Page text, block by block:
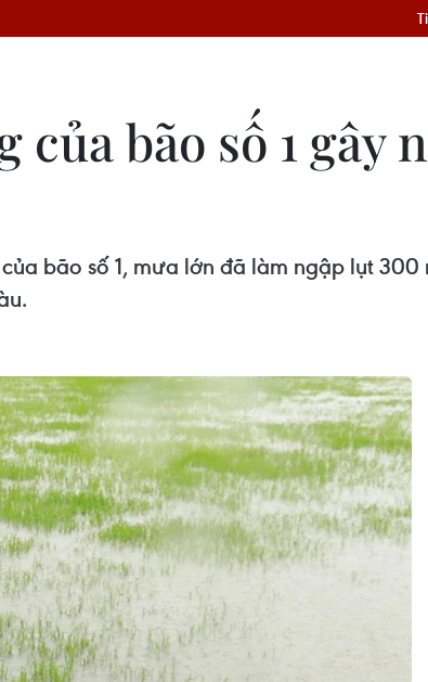
bão số 1 gây
bão số 1, mưa lớn đã làm ngập lụt